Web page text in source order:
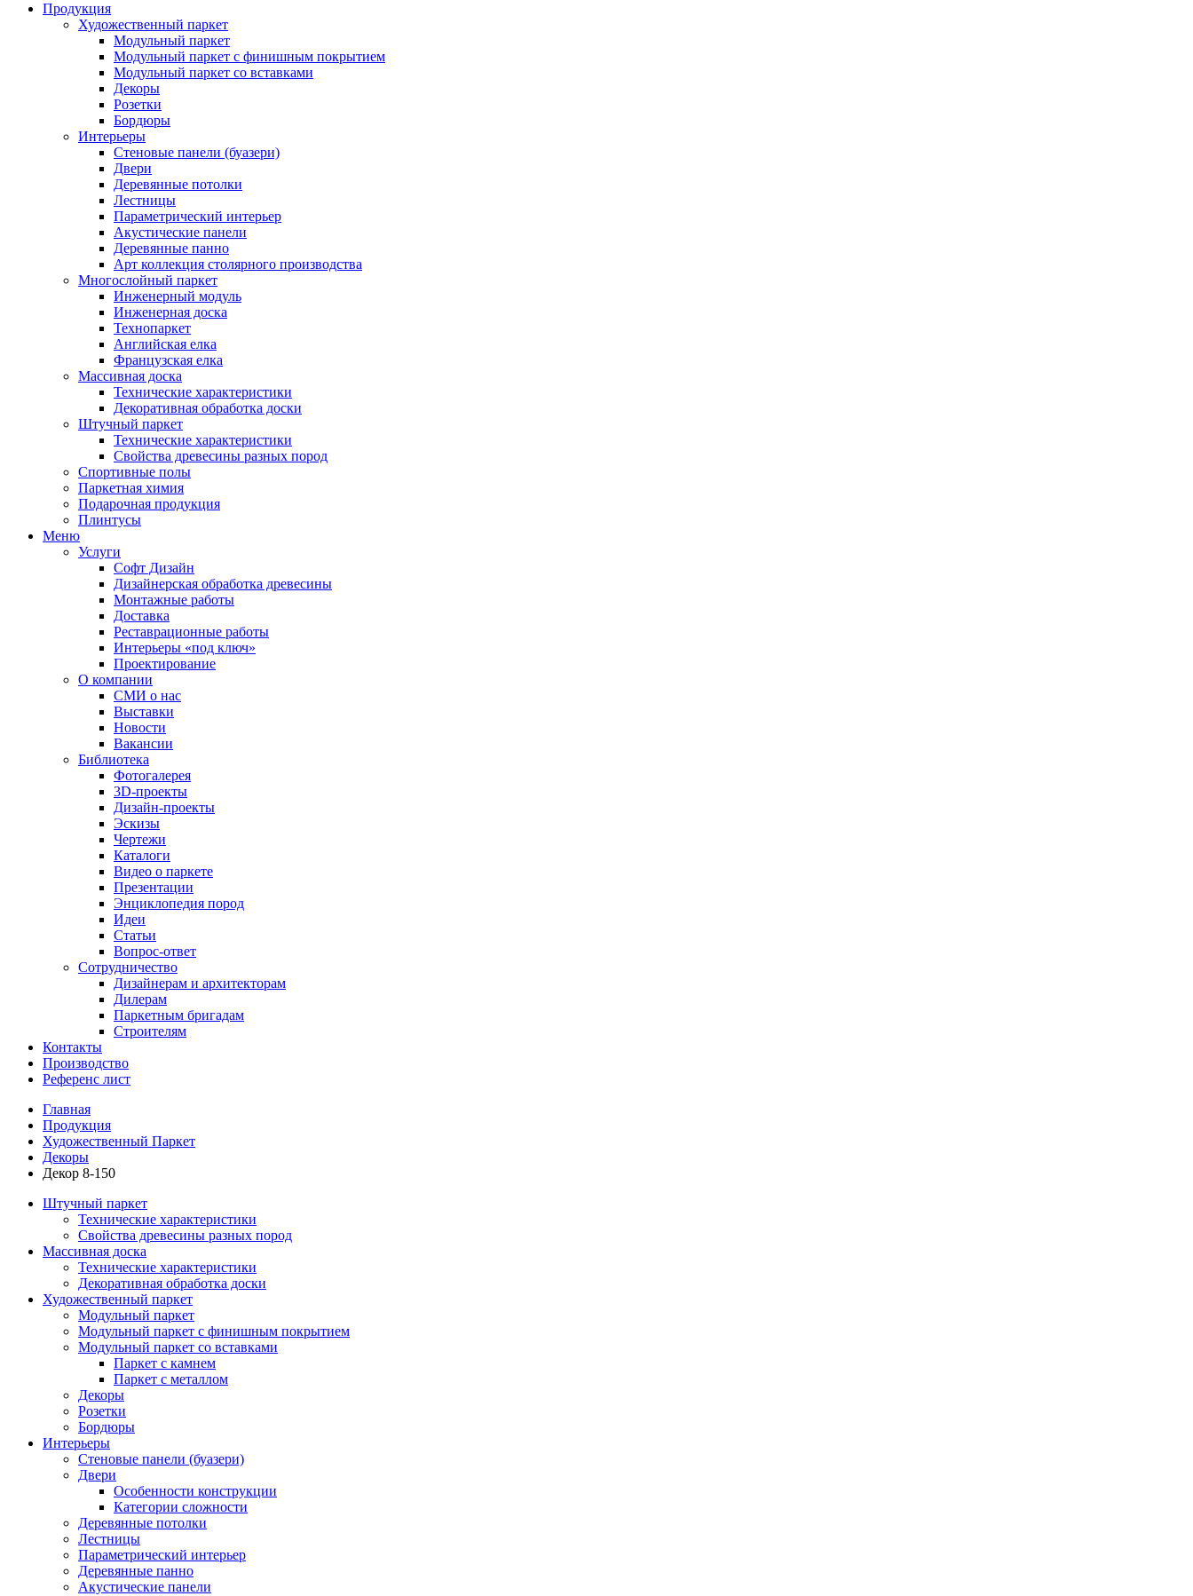
Продукция
Художественный паркет
Модульный паркет
Модульный паркет с финишным покрытием
Модульный паркет со вставками
Декоры
Розетки
Бордюры
Интерьеры
Стеновые панели (буазери)
Двери
Деревянные потолки
Лестницы
Параметрический интерьер
Акустические панели
Деревянные панно
Арт коллекция столярного производства
Многослойный паркет
Инженерный модуль
Инженерная доска
Технопаркет
Английская елка
Французская елка
Массивная доска
Технические характеристики
Декоративная обработка доски
Штучный паркет
Технические характеристики
Свойства древесины разных пород
Спортивные полы
Паркетная химия
Подарочная продукция
Плинтусы
Меню
Услуги
Софт Дизайн
Дизайнерская обработка древесины
Монтажные работы
Доставка
Реставрационные работы
Интерьеры «под ключ»
Проектирование
О компании
СМИ о нас
Выставки
Новости
Вакансии
Библиотека
Фотогалерея
3D-проекты
Дизайн-проекты
Эскизы
Чертежи
Каталоги
Видео о паркете
Презентации
Энциклопедия пород
Идеи
Статьи
Вопрос-ответ
Сотрудничество
Дизайнерам и архитекторам
Дилерам
Паркетным бригадам
Строителям
Контакты
Производство
Референс лист
Главная
Продукция
Художественный Паркет
Декоры
Декор 8-150
Штучный паркет
Технические характеристики
Свойства древесины разных пород
Массивная доска
Технические характеристики
Декоративная обработка доски
Художественный паркет
Модульный паркет
Модульный паркет с финишным покрытием
Модульный паркет со вставками
Паркет с камнем
Паркет с металлом
Декоры
Розетки
Бордюры
Интерьеры
Стеновые панели (буазери)
Двери
Особенности конструкции
Категории сложности
Деревянные потолки
Лестницы
Параметрический интерьер
Деревянные панно
Акустические панели